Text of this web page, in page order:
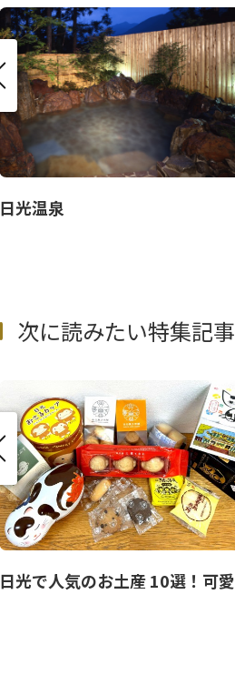
日光温泉
次に読みたい特集記事